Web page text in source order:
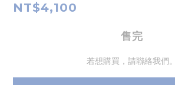
NT$4,100
售完
若想購買，請聯絡我們。